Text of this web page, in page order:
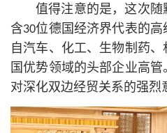
值得注意的是，这次
含30位德国经济界代表的
自汽车、化工、生物制药
国优势领域的头部企业高
对深化双边经贸关系的强烈